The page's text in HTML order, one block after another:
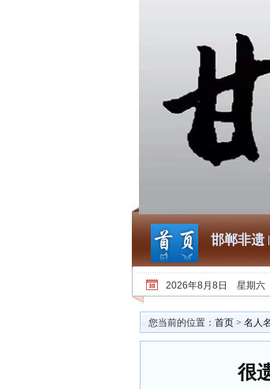
邯郸非遗
2026年8月8日 星期六
您当前的位置： 首页 > 名人
很